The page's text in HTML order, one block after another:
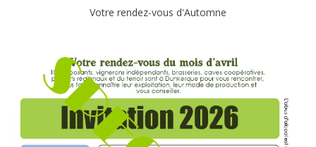
Votre rendez-vous d'Automne